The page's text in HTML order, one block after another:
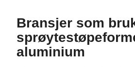
Bransjer som
aluminium